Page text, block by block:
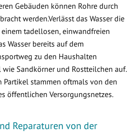
Gebäuden können Rohre durch
werden.Verlässt das Wasser die
einem tadellosen, einwandfreien
Wasser bereits auf dem
zu den Haushalten
wie Sandkörner und Rostteilchen auf.
Partikel stammen oftmals von den
öffentlichen Versorgungsnetzes.
Reparaturen von der